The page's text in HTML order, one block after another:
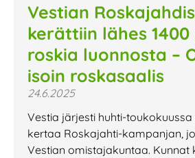
Vestian
kerättiin lähes 1400
roskia luonnosta –
isoin roskasaalis
24.6.2025
Vestia järjesti huhti-
kertaa Roskajahti-kampanjan,
Vestian omistajakuntaa. Kunnat